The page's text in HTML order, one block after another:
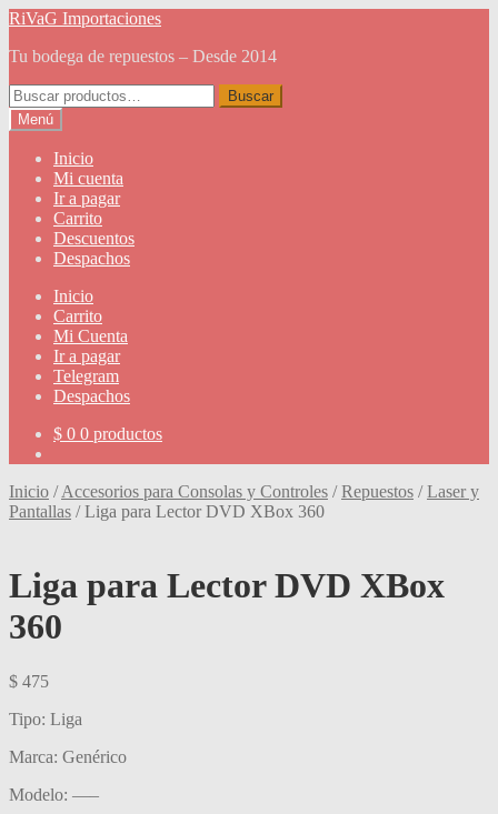
Ir
la
Ir
contenido
RiVaG Importaciones
Tu bodega de repuestos – Desde 2014
Buscar
por:
Buscar
Menú
Inicio
Mi cuenta
Ir a pagar
Carrito
Descuentos
Despachos
Inicio
Carrito
Mi Cuenta
Ir a pagar
Telegram
Despachos
$ 0 0 productos
Inicio /Accesorios para Consolas y Controles /Repuestos /Laser y
Pantallas /Liga para Lector DVD XBox 360
Liga para Lector DVD XBox
360
$ 475
Tipo: Liga
Marca: Genérico
Modelo: —–